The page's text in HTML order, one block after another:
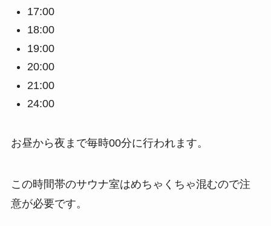
17:00
18:00
19:00
20:00
21:00
24:00
お昼から夜まで毎時00分に行われます。
この時間帯のサウナ室はめちゃくちゃ混むので注
意が必要です。